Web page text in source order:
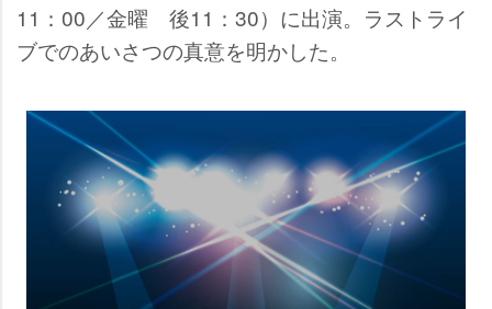
11：00／金曜 後11：30）に出演。ラストライ
ブでのあいさつの真意を明かした。